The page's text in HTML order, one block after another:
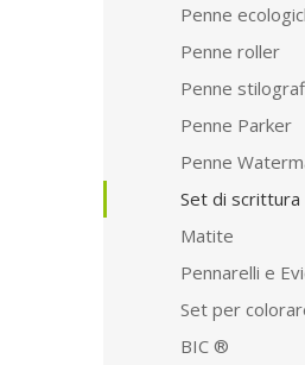
Penne
Penne roller
Penne
Penne Parker
Penne
Set di scrittura
Matite
Pennarelli e
Set per
BIC ®